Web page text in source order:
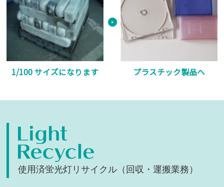
1/100 サイズになります プラスチック製品へ
使用済蛍光灯リサイクル（回収・運搬業務）